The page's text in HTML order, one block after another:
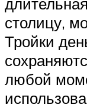
столицу,
Тройки
любой